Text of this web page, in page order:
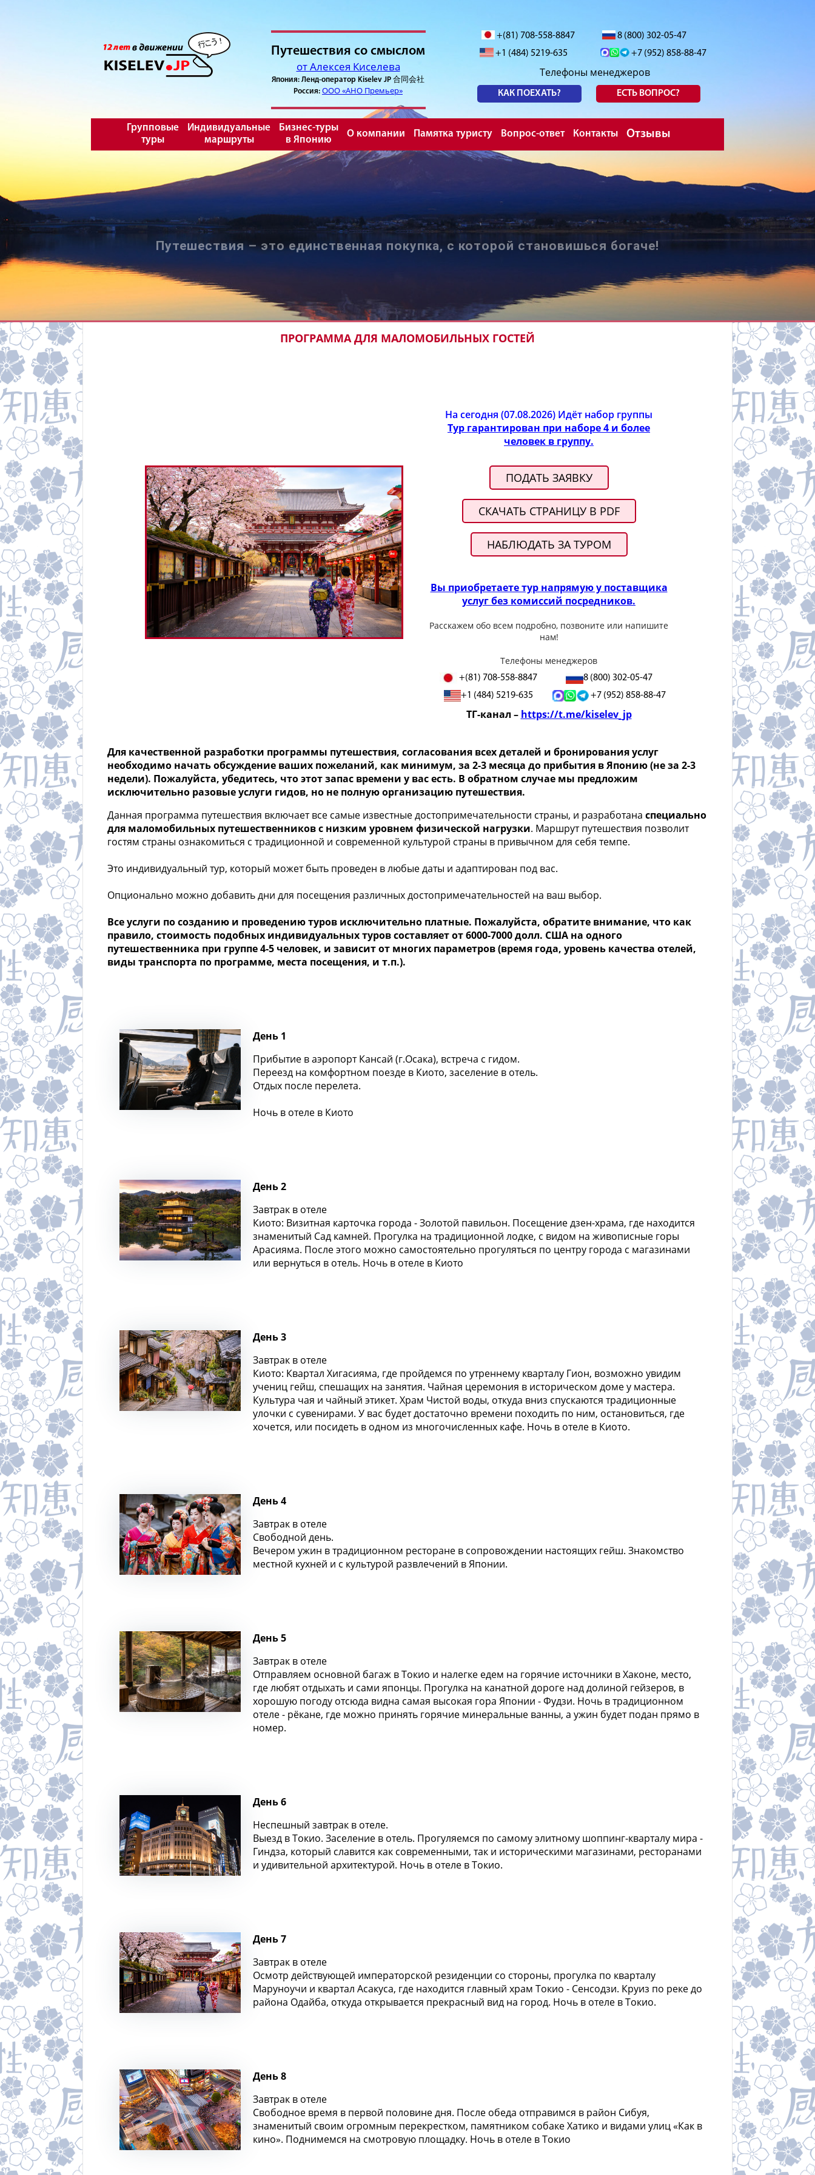
Путешествия со смыслом
от Алексея Киселева
Япония: Ленд-оператор Kiselev JP 合同会社
Россия: ООО «АНО Премьер»
+(81) 708-558-8847
8 (800) 302-05-47
+1 (484) 5219-635
+7 (952) 858-88-47
Телефоны менеджеров
КАК ПОЕХАТЬ? ЕСТЬ ВОПРОС?
Групповые
туры
Индивидуальные
маршруты
Бизнес-туры
в Японию
О компании Памятка туристу Вопрос-ответ Контакты Отзывы
Путешествия – это единственная покупка, с которой становишься богаче!
ПРОГРАММА ДЛЯ МАЛОМОБИЛЬНЫХ ГОСТЕЙ
На сегодня (07.08.2026) Идёт набор группы
Тур гарантирован при наборе 4 и более
человек в группу.
ПОДАТЬ ЗАЯВКУ
СКАЧАТЬ СТРАНИЦУ В PDF
НАБЛЮДАТЬ ЗА ТУРОМ
Вы приобретаете тур напрямую у поставщика
услуг без комиссий посредников.
Расскажем обо всем подробно, позвоните или напишите
нам!
Телефоны менеджеров
+(81) 708-558-8847
8 (800) 302-05-47
+1 (484) 5219-635
+7 (952) 858-88-47
ТГ-канал – https://t.me/kiselev_jp
Для качественной разработки программы путешествия, согласования всех деталей и бронирования услуг
необходимо начать обсуждение ваших пожеланий, как минимум, за 2-3 месяца до прибытия в Японию (не за 2-3
недели). Пожалуйста, убедитесь, что этот запас времени у вас есть. В обратном случае мы предложим
исключительно разовые услуги гидов, но не полную организацию путешествия.
Данная программа путешествия включает все самые известные достопримечательности страны, и разработана специально
для маломобильных путешественников с низким уровнем физической нагрузки. Маршрут путешествия позволит
гостям страны ознакомиться с традиционной и современной культурой страны в привычном для себя темпе.
Это индивидуальный тур, который может быть проведен в любые даты и адаптирован под вас.
Опционально можно добавить дни для посещения различных достопримечательностей на ваш выбор.
Все услуги по созданию и проведению туров исключительно платные. Пожалуйста, обратите внимание, что как
правило, стоимость подобных индивидуальных туров составляет от 6000-7000 долл. США на одного
путешественника при группе 4-5 человек, и зависит от многих параметров (время года, уровень качества отелей,
виды транспорта по программе, места посещения, и т.п.).
День 1
Прибытие в аэропорт Кансай (г.Осака), встреча с гидом.
Переезд на комфортном поезде в Киото, заселение в отель.
Отдых после перелета.
Ночь в отеле в Киото
День 2
Завтрак в отеле
Киото: Визитная карточка города - Золотой павильон. Посещение дзен-храма, где находится
знаменитый Сад камней. Прогулка на традиционной лодке, с видом на живописные горы
Арасияма. После этого можно самостоятельно прогуляться по центру города с магазинами
или вернуться в отель. Ночь в отеле в Киото
День 3
Завтрак в отеле
Киото: Квартал Хигасияма, где пройдемся по утреннему кварталу Гион, возможно увидим
учениц гейш, спешащих на занятия. Чайная церемония в историческом доме у мастера.
Культура чая и чайный этикет. Храм Чистой воды, откуда вниз спускаются традиционные
улочки с сувенирами. У вас будет достаточно времени походить по ним, остановиться, где
хочется, или посидеть в одном из многочисленных кафе. Ночь в отеле в Киото.
День 4
Завтрак в отеле
Свободной день.
Вечером ужин в традиционном ресторане в сопровождении настоящих гейш. Знакомство
местной кухней и с культурой развлечений в Японии.
День 5
Завтрак в отеле
Отправляем основной багаж в Токио и налегке едем на горячие источники в Хаконе, место,
где любят отдыхать и сами японцы. Прогулка на канатной дороге над долиной гейзеров, в
хорошую погоду отсюда видна самая высокая гора Японии - Фудзи. Ночь в традиционном
отеле - рёкане, где можно принять горячие минеральные ванны, а ужин будет подан прямо в
номер.
День 6
Неспешный завтрак в отеле.
Выезд в Токио. Заселение в отель. Прогуляемся по самому элитному шоппинг-кварталу мира -
Гиндза, который славится как современными, так и историческими магазинами, ресторанами
и удивительной архитектурой. Ночь в отеле в Токио.
День 7
Завтрак в отеле
Осмотр действующей императорской резиденции со стороны, прогулка по кварталу
Маруноучи и квартал Асакуса, где находится главный храм Токио - Сенсодзи. Круиз по реке до
района Одайба, откуда открывается прекрасный вид на город. Ночь в отеле в Токио.
День 8
Завтрак в отеле
Свободное время в первой половине дня. После обеда отправимся в район Сибуя,
знаменитый своим огромным перекрестком, памятником собаке Хатико и видами улиц «Как в
кино». Поднимемся на смотровую площадку. Ночь в отеле в Токио